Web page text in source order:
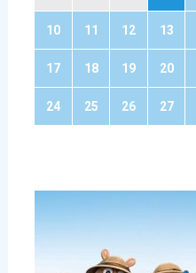
10 11 12 13
17 18 19 20
24 25 26 27